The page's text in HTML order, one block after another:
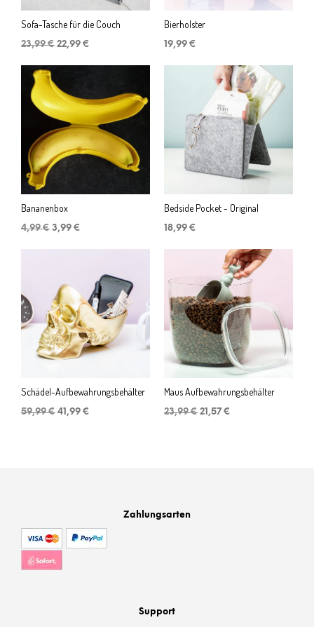
Sofa-Tasche für die Couch
23,99€ Ursprünglicher
war:
22,99 €
ist:
Bierholster
19,99 €
Bananenbox
4,99€ Ursprünglicher
3,99 €
ist:
Bedside Pocket - Original
18,99 €
Schädel-Aufbewahrungsbehälter
59,99€ Ursprünglicher
41,99 €
Maus Aufbewahrungsbehälter
23,99€ Ursprünglicher
21,57 €
Zahlungsarten
Support